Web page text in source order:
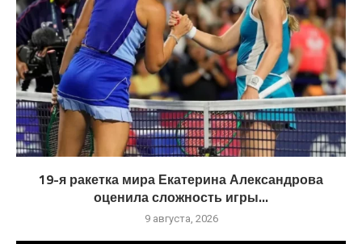
19-я ракетка мира Екатерина Александрова
оценила сложность игры...
9 августа, 2026